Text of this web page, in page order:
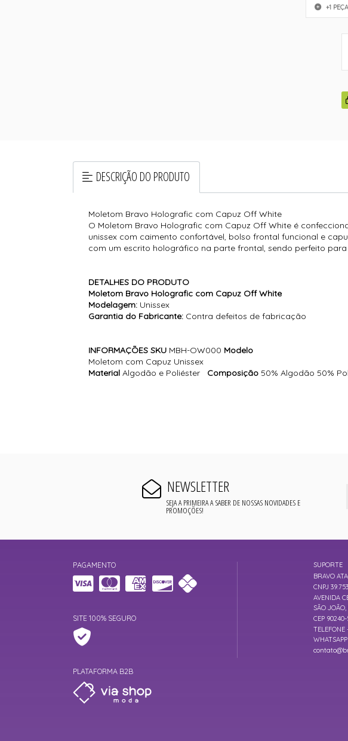
+1 PEÇA
DESCRIÇÃO DO PRODUTO
Moletom Bravo Holografic com Capuz Off White
O Moletom Bravo Holografic com Capuz Off White é
unissex com caimento confortável, bolso frontal funcional e
com um escrito holográfico na parte frontal, sendo perfeito
DETALHES DO PRODUTO
Moletom Bravo Holografic com Capuz Off White
Modelagem: Unissex
Garantia do Fabricante: Contra defeitos de fabricação
INFORMAÇÕES SKU MBH-OW000 Modelo
Moletom com Capuz Unissex
Material Algodão e Poliéster Composição 50% Algodão 50%
NEWSLETTER
SEJA A PRIMEIRA A SABER DE NOSSAS NOVIDADES E
PROMOÇÕES!
PAGAMENTO
SITE 100% SEGURO
PLATAFORMA B2B
SUPORTE
BRAVO
CNPJ
AVENIDA
SÃO
CEP 90240-
TELEFONE